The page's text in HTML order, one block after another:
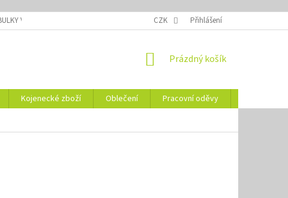
VELIKOSTÍ NÁVODY NA ÚDRŽBU
CZK Přihlášení
NÁKUPNÍ
Prázdný košík
Kojenecké zboží Oblečení Pracovní oděvy